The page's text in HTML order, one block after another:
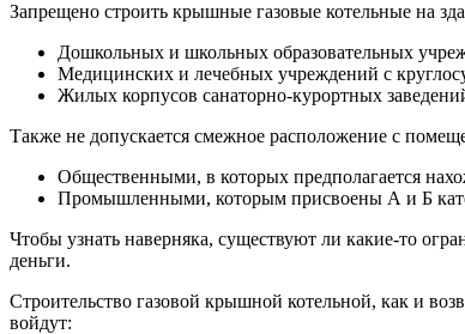
Запрещено строить крышные газовые котельные на
Дошкольных и школьных образовательных
Медицинских и лечебных учреждений с
Жилых корпусов санаторно-курортных
Также не допускается смежное расположение с
Общественными, в которых предполагается
Промышленными, которым присвоены А и Б
Чтобы узнать наверняка, существуют ли какие-то
деньги.
Строительство газовой крышной котельной, как и
войдут: